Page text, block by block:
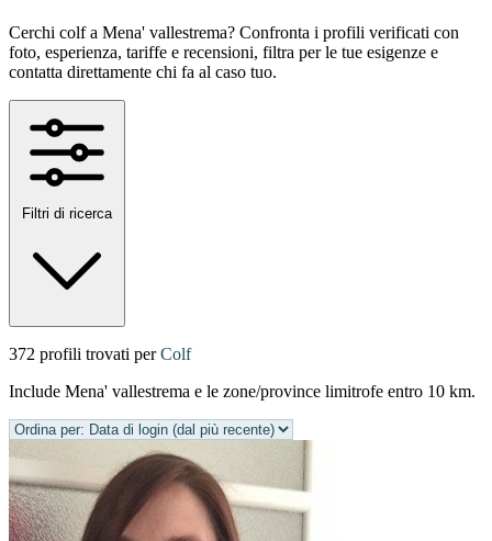
Cerchi colf a Mena' vallestrema? Confronta i profili verificati con
foto, esperienza, tariffe e recensioni, filtra per le tue esigenze e
contatta direttamente chi fa al caso tuo.
Filtri di ricerca
372 profili trovati perColf
Include Mena' vallestrema e le zone/province limitrofe entro 10 km.